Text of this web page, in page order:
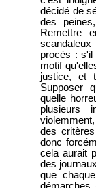
décidé de
des
Remettre
procès : s'il
motif
justice, et
Supposer
quelle
plusieurs
des
donc
cela aurait
des
que
démarches